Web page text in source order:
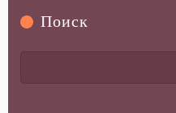
Поиск